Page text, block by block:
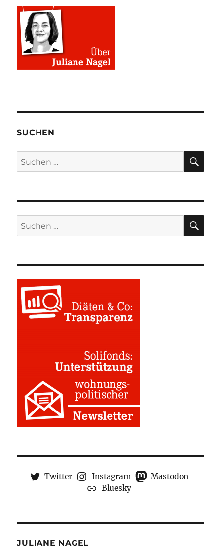
SUCHEN
Suchen
nach:
Suchen
nach:
Twitter Instagram
Mastodon
Bluesky
JULIANE NAGEL